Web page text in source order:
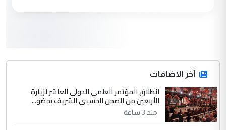
التعليق : قرار مستعجل جدا ولامصلحة فيه
للوزاره ولا للمواطن القرار الصائب يكون بعد
الاستماع للمدير ومغرفة ...
الموضوع :
وزير الصحة يعفي مدير مستشفى الكرخ
العام في بغداد
آخر الاضافات
انطلاق المؤتمر العلمي الدولي العاشر لزيارة
الأربعين من الصحن الحسيني الشريف بحضو...
منذ 3 ساعة